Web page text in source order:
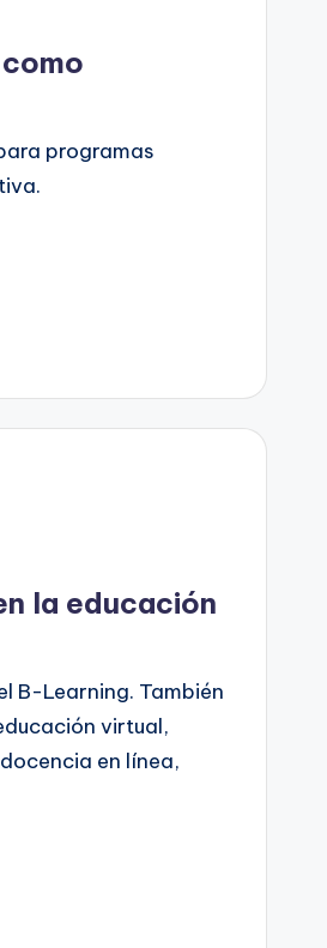
programas
la educación
B-Learning. También
virtual,
en línea,